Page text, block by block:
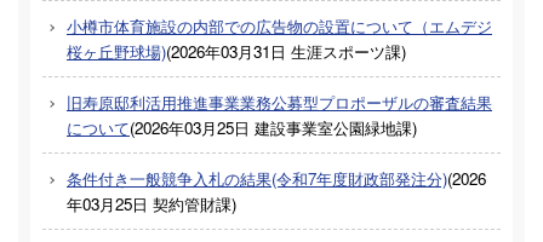
小樽市体育施設の内部での広告物の設置について（エムデジ
桜ヶ丘野球場)(2026年03月31日 生涯スポーツ課)
旧寿原邸利活用推進事業業務公募型プロポーザルの審査結果
について(2026年03月25日 建設事業室公園緑地課)
条件付き一般競争入札の結果(令和7年度財政部発注分)(2026
年03月25日 契約管財課)